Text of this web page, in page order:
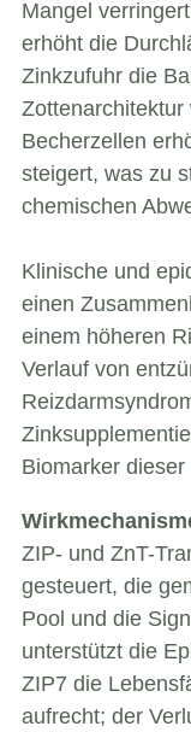
Mangel
erhöht die
Zinkzufuhr die
Becherzellen
steigert, was zu
chemischen
Klinische und
einen
einem höheren
Verlauf von
Biomarker
ZIP- und ZnT-
gesteuert, die
Pool und die
unterstützt die
ZIP7 die
aufrecht; der